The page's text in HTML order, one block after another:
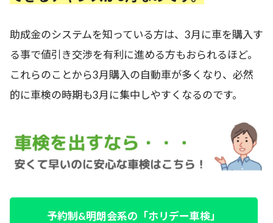
助成金のシステムを知っている方は、3月に車を購入す
る事で値引き交渉を有利に進める方もおられるほど。
これらのことから3月購入の自動車が多くなり、必然
的に車検の時期も3月に集中しやすくなるのです。
予約制&明朗会系の「ホリデー車検」